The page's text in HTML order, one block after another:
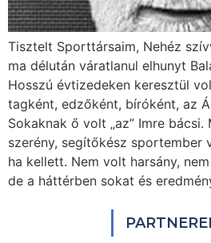
Tisztelt Sporttársaim, Nehéz
ma délután váratlanul elhunyt
Hosszú évtizedeken keresztül
tagként, edzőként, bíróként, az
Sokaknak ő volt „az” Imre bácsi.
szerény, segítőkész sportember
ha kellett. Nem volt harsány,
de a háttérben sokat és